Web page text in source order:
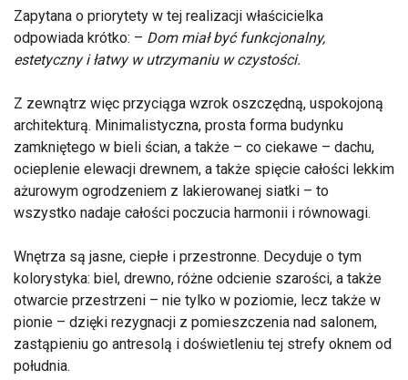
Zapytana o priorytety w tej realizacji właścicielka
odpowiada krótko: – Dom miał być funkcjonalny,
estetyczny i łatwy w utrzymaniu w czystości.
Z zewnątrz więc przyciąga wzrok oszczędną, uspokojoną
architekturą. Minimalistyczna, prosta forma budynku
zamkniętego w bieli ścian, a także – co ciekawe – dachu,
ocieplenie elewacji drewnem, a także spięcie całości lekkim
ażurowym ogrodzeniem z lakierowanej siatki – to
wszystko nadaje całości poczucia harmonii i równowagi.
Wnętrza są jasne, ciepłe i przestronne. Decyduje o tym
kolorystyka: biel, drewno, różne odcienie szarości, a także
otwarcie przestrzeni – nie tylko w poziomie, lecz także w
pionie – dzięki rezygnacji z pomieszczenia nad salonem,
zastąpieniu go antresolą i doświetleniu tej strefy oknem od
południa.